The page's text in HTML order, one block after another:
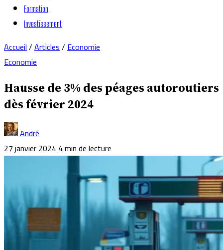
Formation
Investissement
Accueil/Articles/Economie
Economie
Hausse de 3% des péages autoroutiers
dès février 2024
André
27 janvier 20244 min de lecture